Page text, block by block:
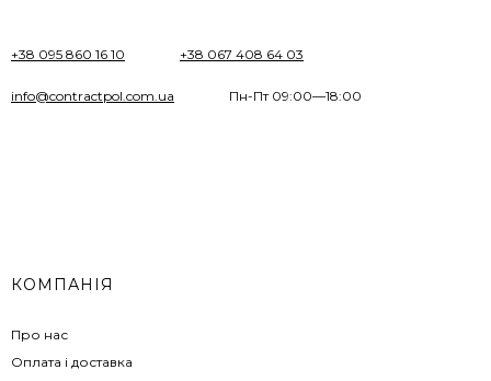
+38 095 860 16 10 +38 067 408 64 03
info@contractpol.com.ua Пн-Пт 09:00—18:00
КОМПАНІЯ
Про нас
Оплата і доставка